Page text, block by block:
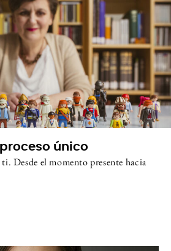
único
Desde el momento presente hacia